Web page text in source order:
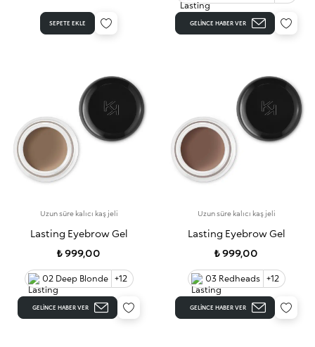
SEPETE EKLE GELINCE HABER VER
Uzun süre kalıcı kaş jeli
Lasting Eyebrow Gel
₺ 999,00
02 Deep Blonde +12
GELINCE HABER VER
Uzun süre kalıcı kaş jeli
Lasting Eyebrow Gel
₺ 999,00
03 Redheads +12
GELINCE HABER VER